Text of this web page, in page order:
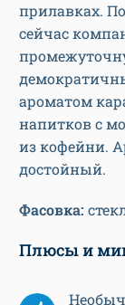
прилавках.
сейчас
ароматом
напитков с
из кофейни.
достойный.
Фасовка:
Плюсы и